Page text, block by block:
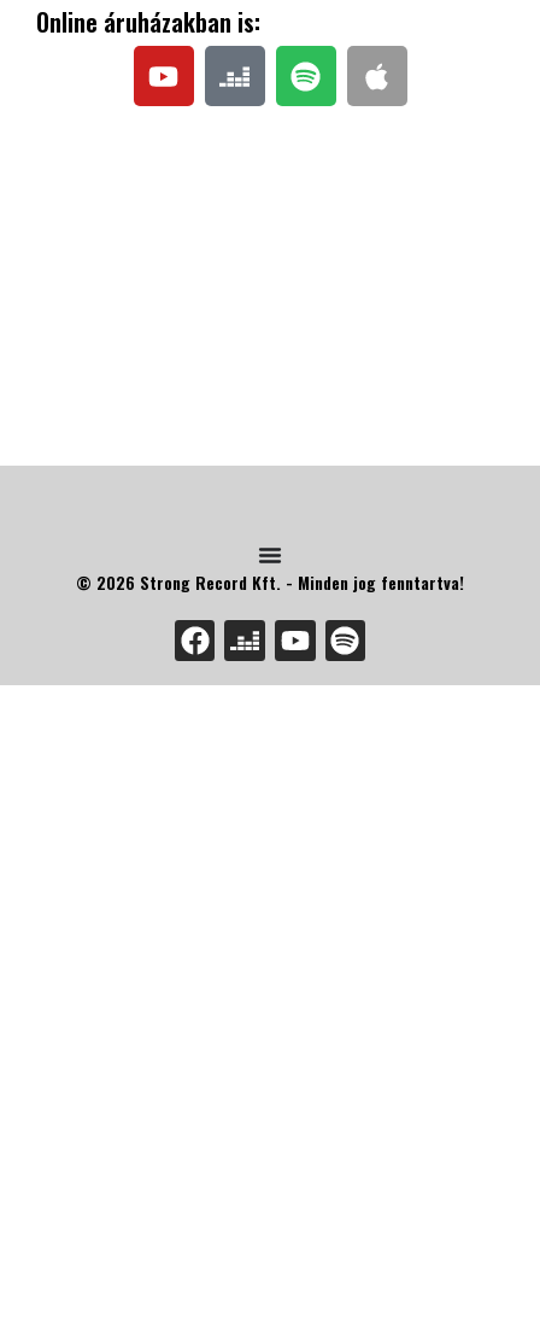
Online áruházakban is:
© 2026 Strong Record Kft. - Minden jog fenntartva!